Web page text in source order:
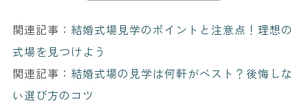
関連記事： 結婚式場見学のポイントと注意点！理想の
式場を見つけよう
関連記事： 結婚式場の見学は何軒がベスト？後悔しな
い選び方のコツ